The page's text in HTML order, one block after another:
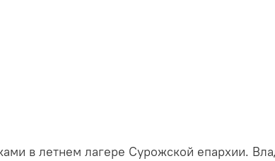
в летнем лагере Сурожской епархии.